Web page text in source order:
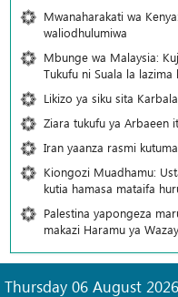
Mwanaharakati wa
waliodhulumiwa
Mbunge wa Malaysia:
Tukufu ni Suala la lazima
Likizo ya siku sita
Ziara tukufu ya Arbaeen
Iran yaanza rasmi
Kiongozi Muadhamu:
kutia hamasa mataifa
Palestina yapongeza
makazi Haramu ya
Thursday 06 August 2026